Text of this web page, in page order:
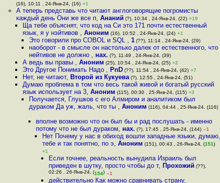
(16), 10:11 , 24-Янв-24, (16) +1
А теперь представь что читают англоговорящие погромисты
каждый день Они же все п, Ананий (?), 10:34 , 24-Янв-24, (22) +19
Ща тебе объяснят, что код на Си это 171 почти естественный
язык, я у нэйтивов , Аноним (16), 10:52 , 24-Янв-24, (24) +1
Это говорили про COBOL и SQL ,1 (??), 11:14 , 24-Янв-24, (29)
наоборот - в смысле он настолько далек от естественного, что
нейтивов не должно , нах. (?), 11:49 , 24-Янв-24, (39)
А ведь вы правы , Аноним (25), 10:54 , 24-Янв-24, (25) +2
Это Другое Понимать Надо , PnD(??), 11:54 , 24-Янв-24, (42) +7
Нет, не читают, Второй из Кукуева(?), 12:55 , 24-Янв-24, (51)
Думаю проблема в том что весь такой живой и богатый русский
язык использует на 3, Аноним (115), 00:30 , 25-Янв-24, (115) +3
Получается, Глушков с его Алмиром и аналитиком был
дураком Да уж, жаль, что ты ,Аноним (116), 04:44 , 25-Янв-24, (116)
вполне возможно что он был бы и рад послушать - именно
потому что не был дураком, нах. (?), 17:45 , 25-Янв-24, (144) –1
Нет Почему у нас в обиход вошли западные языки, думаю,
тебе и так понятно, по э, Аноним (151), 00:43 , 26-Янв-24, (151)
+1
Если точнее, реальность вынудила Израиль был
приведен в шутку, просто чтобы до т, Прохожий (??),
02:26 , 26-Янв-24, (154) –1
действительно Как можно сравнивать страну,